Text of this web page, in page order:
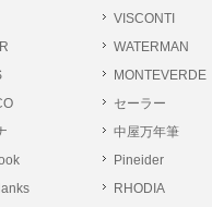
人情報相談窓口
(受付)
ます。
れのある行為。
れのある行為。
VISCONTI
WATERMAN
MONTEVERDE
セーラー
中屋万年筆
Pineider
RHODIA